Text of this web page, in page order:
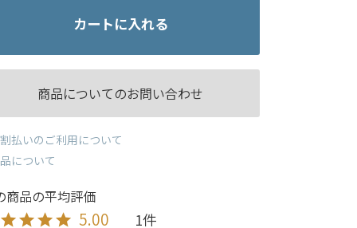
カートに入れる
商品についてのお問い合わせ
払いのご利用について
について
5.00 1